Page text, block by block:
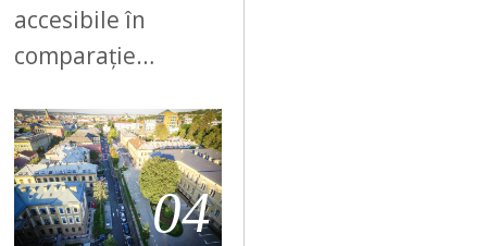
accesibile în
comparație…
04